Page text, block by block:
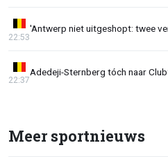
'Antwerp niet uitgeshopt: twee
22:53
Adedeji-Sternberg tóch naar
22:37
Meer sportnieuws